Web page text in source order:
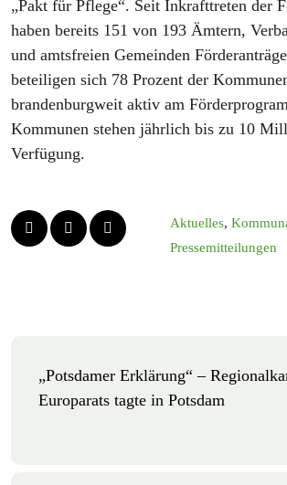
„Pakt für Pflege“. Seit Inkrafttreten der
haben bereits 151 von 193 Ämtern,
und amtsfreien Gemeinden
beteiligen sich 78 Prozent der
brandenburgweit aktiv am
Kommunen stehen jährlich bis zu 10
Verfügung.
Aktuelles,
Pressemitteilungen
„Potsdamer Erklärung“ –
Europarats tagte in Potsdam